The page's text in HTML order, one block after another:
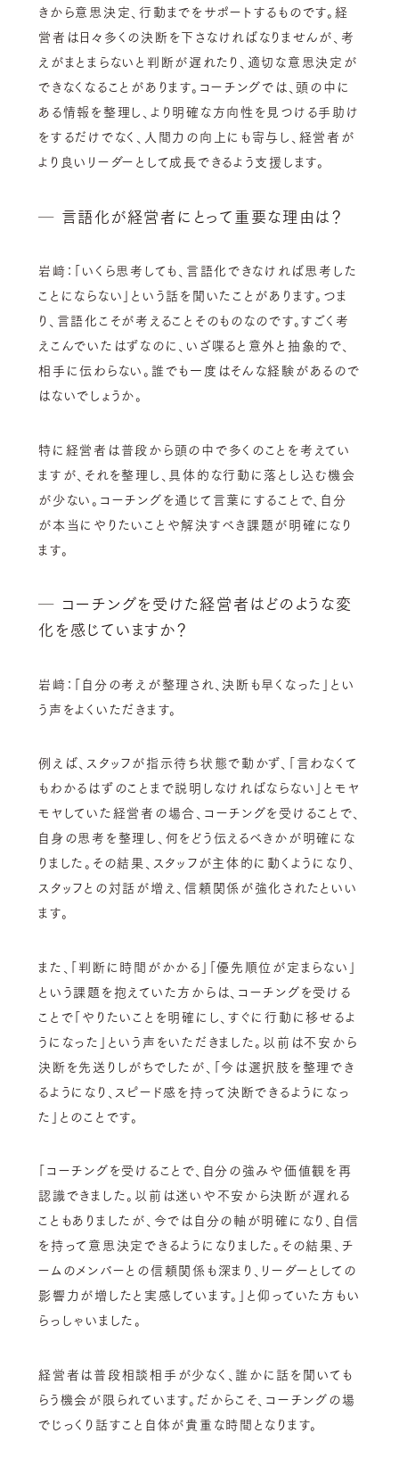
きから意思決定、行動までをサポートするものです。経
営者は日々多くの決断を下さなければなりませんが、考
えがまとまらないと判断が遅れたり、適切な意思決定が
できなくなることがあります。コーチングでは、頭の中に
ある情報を整理し、より明確な方向性を見つける手助け
をするだけでなく、人間力の向上にも寄与し、経営者が
より良いリーダーとして成長できるよう支援します。
─ 言語化が経営者にとって重要な理由は？
岩﨑：「いくら思考しても、言語化できなければ思考した
ことにならない」という話を聞いたことがあります。つま
り、言語化こそが考えることそのものなのです。すごく考
えこんでいたはずなのに、いざ喋ると意外と抽象的で、
相手に伝わらない。誰でも一度はそんな経験があるので
はないでしょうか。
特に経営者は普段から頭の中で多くのことを考えてい
ますが、それを整理し、具体的な行動に落とし込む機会
が少ない。コーチングを通じて言葉にすることで、自分
が本当にやりたいことや解決すべき課題が明確になり
ます。
─ コーチングを受けた経営者はどのような変
化を感じていますか？
岩﨑： 「自分の考えが整理され、決断も早くなった」 とい
う声をよくいただきます。
例えば、スタッフが指示待ち状態で動かず、「言わなくて
もわかるはずのことまで説明しなければならない」とモヤ
モヤしていた経営者の場合、コーチングを受けることで、
自身の思考を整理し、何をどう伝えるべきかが明確にな
りました。その結果、スタッフが主体的に動くようになり、
スタッフとの対話が増え、信頼関係が強化されたといい
ます。
また、「判断に時間がかかる」「優先順位が定まらない」
という課題を抱えていた方からは、コーチングを受ける
ことで「やりたいことを明確にし、すぐに行動に移せるよ
うになった」という声をいただきました。以前は不安から
決断を先送りしがちでしたが、「今は選択肢を整理でき
るようになり、スピード感を持って決断できるようになっ
た」とのことです。
「コーチングを受けることで、自分の強みや価値観を再
認識できました。以前は迷いや不安から決断が遅れる
こともありましたが、今では自分の軸が明確になり、自信
を持って意思決定できるようになりました。その結果、チ
ームのメンバーとの信頼関係も深まり、リーダーとしての
影響力が増したと実感しています。」と仰っていた方もい
らっしゃいました。
経営者は普段相談相手が少なく、誰かに話を聞いても
らう機会が限られています。だからこそ、コーチングの場
でじっくり話すこと自体が貴重な時間となります。